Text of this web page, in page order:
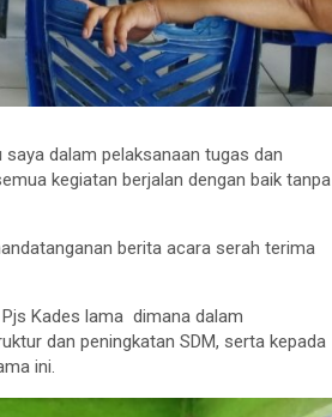
dalam pelaksanaan tugas dan
kegiatan berjalan dengan baik tanpa
berita acara serah terima
Kades lama dimana dalam
dan peningkatan SDM, serta kepada
ini.